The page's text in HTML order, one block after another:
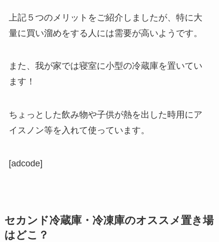
上記５つのメリットをご紹介しましたが、特に大
量に買い溜めをする人には需要が高いようです。
また、我が家では寝室に小型の冷蔵庫を置いてい
ます！
ちょっとした飲み物や子供が熱を出した時用にア
イスノン等を入れて使っています。
[adcode]
セカンド冷蔵庫・冷凍庫のオススメ置き場
はどこ？